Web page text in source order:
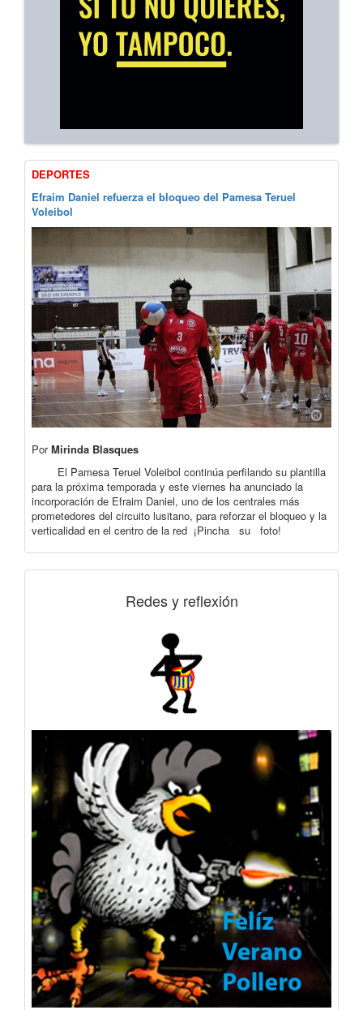
DEPORTES
Efraim Daniel refuerza el bloqueo del Pamesa Teruel
Voleibol
PorMirinda Blasques
El Pamesa Teruel Voleibol continúa perfilando su plantilla
para la próxima temporada y este viernes ha anunciado la
incorporación de Efraim Daniel, uno de los centrales más
prometedores del circuito lusitano, para reforzar el bloqueo y la
verticalidad en el centro de la red ¡Pincha su foto!
Redes y reflexión